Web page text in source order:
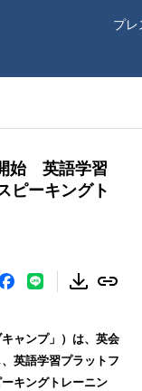
プ
始 英語学習
ピーキングト
ャンプ」）は、英会
英語学習プラットフ
キングトレーニン